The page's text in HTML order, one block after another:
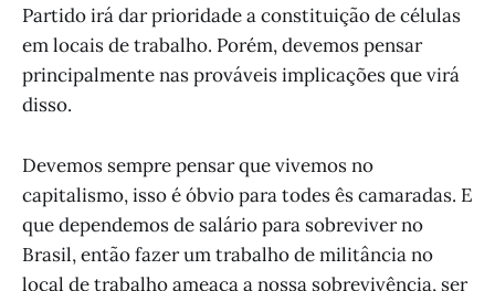
Partido irá dar prioridade a constituição de células
em locais de trabalho. Porém, devemos pensar
principalmente nas prováveis implicações que virá
disso.
Devemos sempre pensar que vivemos no
capitalismo, isso é óbvio para todes ês camaradas. E
que dependemos de salário para sobreviver no
Brasil, então fazer um trabalho de militância no
local de trabalho ameaça a nossa sobrevivência, ser